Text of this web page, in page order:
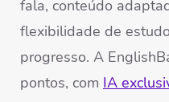
fala, conteúdo
flexibilidade de
progresso. A
pontos, com IA